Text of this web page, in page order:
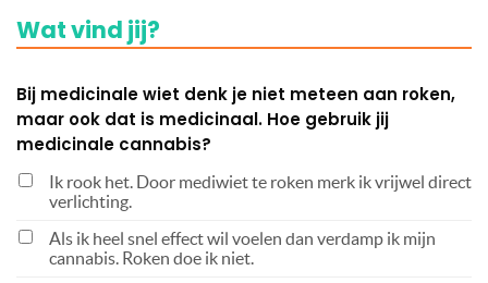
Wat vind jij?
Bij medicinale wiet denk je niet meteen aan roken,
maar ook dat is medicinaal. Hoe gebruik jij
medicinale cannabis?
Ik rook het. Door mediwiet te roken merk ik vrijwel direct
verlichting.
Als ik heel snel effect wil voelen dan verdamp ik mijn
cannabis. Roken doe ik niet.